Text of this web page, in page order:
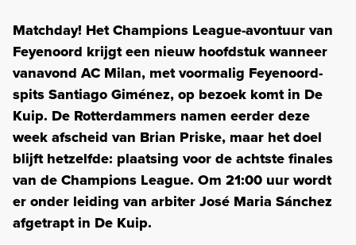
Matchday! Het Champions League-avontuur van
Feyenoord krijgt een nieuw hoofdstuk wanneer
vanavond AC Milan, met voormalig Feyenoord-
spits Santiago Giménez, op bezoek komt in De
Kuip. De Rotterdammers namen eerder deze
week afscheid van Brian Priske, maar het doel
blijft hetzelfde: plaatsing voor de achtste finales
van de Champions League. Om 21:00 uur wordt
er onder leiding van arbiter José Maria Sánchez
afgetrapt in De Kuip.